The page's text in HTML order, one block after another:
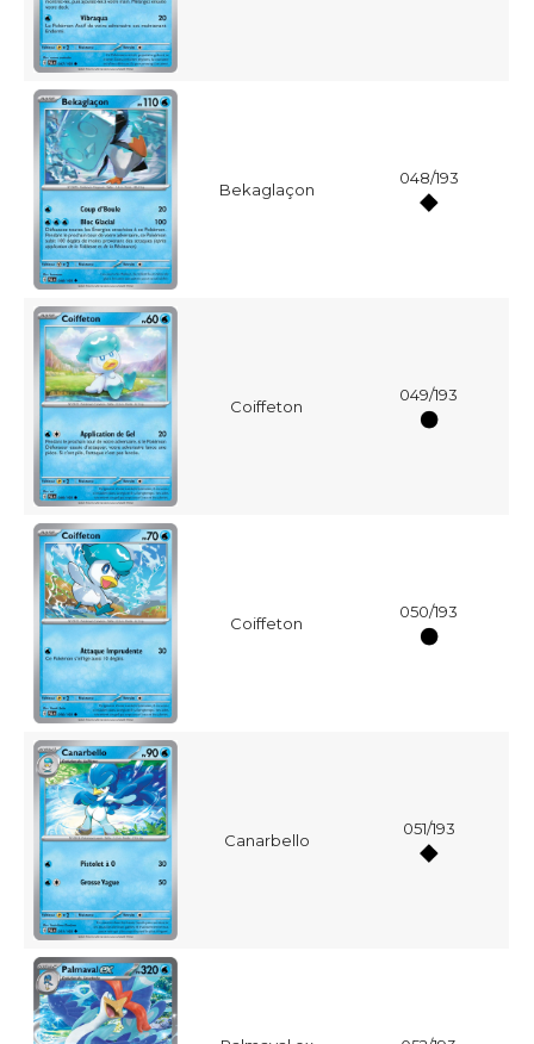
Bekaglaçon
048/193
Coiffeton
049/193
Coiffeton
050/193
Canarbello
051/193